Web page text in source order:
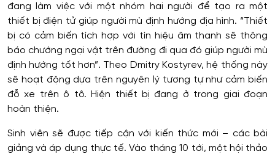
đang làm việc với một nhóm hai người để tạo ra một
thiết bị điện tử giúp người mù định hướng địa hình. “Thiết
bị có cảm biến tích hợp với tín hiệu âm thanh sẽ thông
báo chướng ngại vật trên đường đi qua đó giúp người mù
định hướng tốt hơn”. Theo Dmitry Kostyrev, hệ thống này
sẽ hoạt động dựa trên nguyên lý tương tự như cảm biến
đỗ xe trên ô tô. Hiện thiết bị đang ở trong giai đoạn
hoàn thiện.
Sinh viên sẽ được tiếp cận với kiến ​​thức mới – các bài
giảng và áp dụng thực tế. Vào tháng 10 tới, một hội thảo